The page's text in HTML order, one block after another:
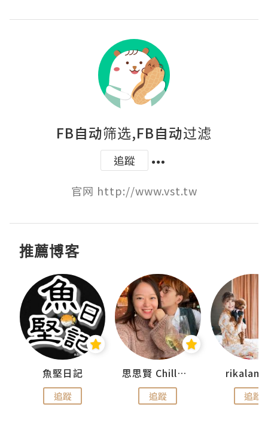
FB自动筛选,FB自动过滤
追蹤
官网 http://www.vst.tw
推薦博客
魚堅日記
追蹤
思思賢 ChillMyBabe
追蹤 追蹤